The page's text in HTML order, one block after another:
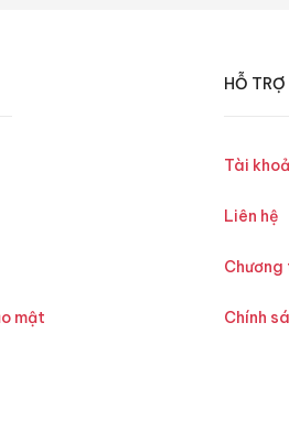
mật
HỖ TRỢ
Tài
Liên hệ
Chính